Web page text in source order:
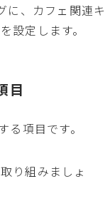
、カフェ関連キ
設定します。
目
項目です。
り組みましょ